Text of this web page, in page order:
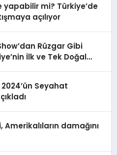
yapabilir mi? Türkiye’de
açılıyor
Rüzgar Gibi
İlk ve Tek Doğal
Seyahat
Amerikalıların damağını